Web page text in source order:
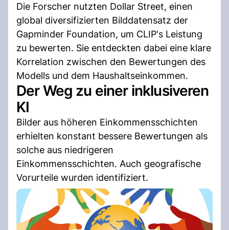
Die Forscher nutzten Dollar Street, einen
global diversifizierten Bilddatensatz der
Gapminder Foundation, um CLIP's Leistung
zu bewerten. Sie entdeckten dabei eine klare
Korrelation zwischen den Bewertungen des
Modells und dem Haushaltseinkommen.
Der Weg zu einer inklusiveren
KI
Bilder aus höheren Einkommensschichten
erhielten konstant bessere Bewertungen als
solche aus niedrigeren
Einkommensschichten. Auch geografische
Vorurteile wurden identifiziert.